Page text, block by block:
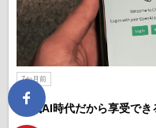
7か月前
生成AI時代だから享受で